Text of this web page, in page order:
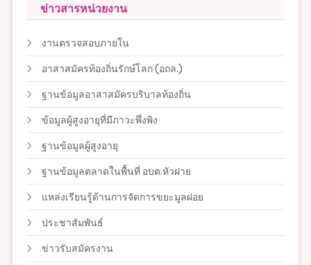
ข่าวสารหน่วยงาน
งานตรวจสอบภายใน
อาสาสมัครท้องถิ่นรักษ์โลก (อถล.)
ฐานข้อมูลอาสาสมัครบริบาลท้องถิ่น
ข้อมูลผู้สูงอายุที่มีภาวะพึ่งพิง
ฐานข้อมูลผู้สูงอายุ
ฐานข้อมูลตลาดในพื้นที่ อบต.หัวฝาย
แหล่งเรียนรู้ด้านการจัดการขยะมูลฝอย
ประชาสัมพันธ์
ข่าวรับสมัครงาน